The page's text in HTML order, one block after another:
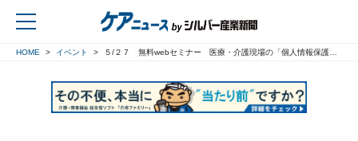
HOME イベント ５/２７ 無料webセミナー 医療・介護現場の「個人情報保護の落とし穴対策」 ～あなたの病院・施設は大丈夫？～ フォーク主催